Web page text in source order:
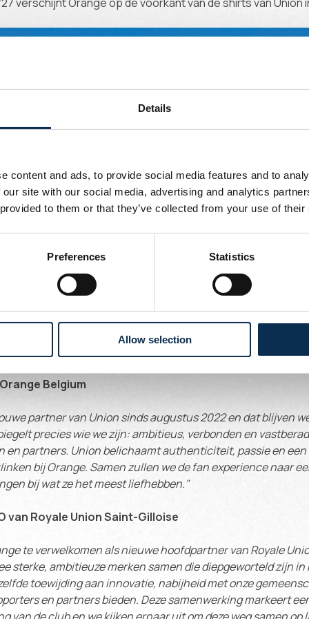
Details
content and ads, to provide social media features and to
site with our social media, advertising and analytics
to them or that they’ve collected from your use of
Preferences Statistics
Allow selection
in verbinding en voetbalpassie
Belgium
partner van Union sinds augustus 2022 en dat blijven
precies wie we zijn: ambitieus, verbonden en
en partners. Union belichaamt authenticiteit, passie en
bij Orange. Samen zullen we de fan experience naar
bij wat ze het meest liefhebben."
van Royale Union Saint-Gilloise
te verwelkomen als nieuwe hoofdpartner van Royale
sterke, ambitieuze merken samen die diepgeworteld zijn in
toewijding aan innovatie, nabijheid met onze
en partners bieden. Deze samenwerking markeert